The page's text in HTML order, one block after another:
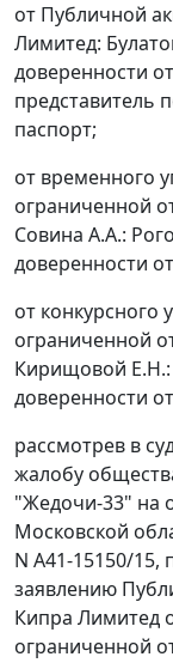
от Публичной
Лимитед:
доверенности
представитель
паспорт;
от временного
ограниченной
Совина А.А.:
доверенности
от
ограниченной
Кирищовой Е.Н.:
доверенности
рассмотрев в
жалобу
"Жедочи-33" на
Московской
N А41-15150/15,
заявлению
Кипра Лимитед
ограниченной